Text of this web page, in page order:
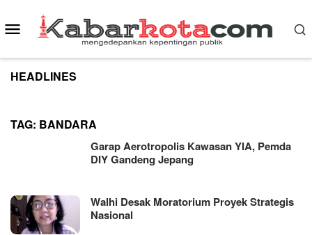
to
content
Mobile
Menu
HEADLINES
TAG: BANDARA
Garap Aerotropolis Kawasan YIA, Pemda
DIY Gandeng Jepang
Walhi Desak Moratorium Proyek Strategis
Nasional